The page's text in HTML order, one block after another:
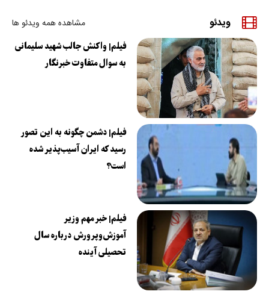
ویدئو مشاهده همه ویدئو ها
فیلم| واکنش جالب شهید سلیمانی
به سوال متفاوت خبرنگار
فیلم| دشمن چگونه به این تصور
رسید که ایران آسیب‌پذیر شده
است؟
فیلم| خبر مهم وزیر
آموزش‌وپرورش درباره سال
تحصیلی آینده